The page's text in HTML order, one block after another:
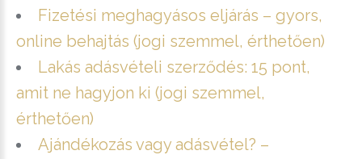
Fizetési meghagyásos eljárás – gyors,
online behajtás (jogi szemmel, érthetően)
Lakás adásvételi szerződés: 15 pont,
amit ne hagyjon ki (jogi szemmel,
érthetően)
Ajándékozás vagy adásvétel? –